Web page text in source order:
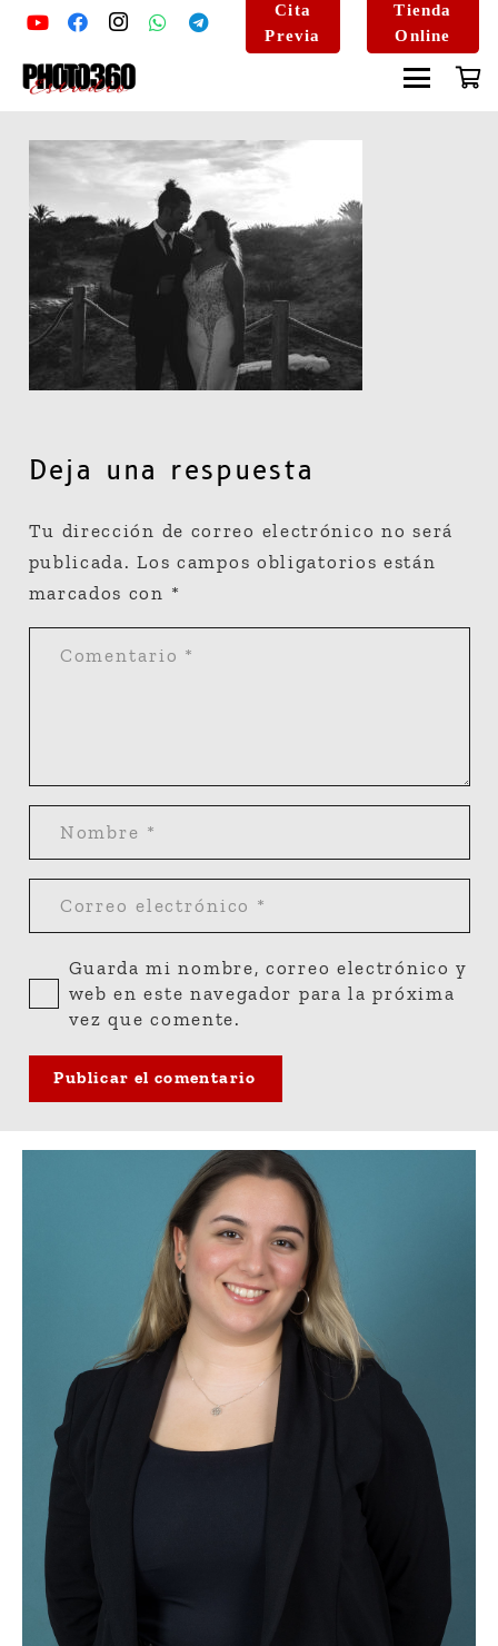
Cita
Previa
Tienda
Online
Deja una respuesta
Tu dirección de correo electrónico no será
publicada. Los campos obligatorios están
marcados con *
Guarda mi nombre, correo electrónico y
web en este navegador para la próxima
vez que comente.
Publicar el comentario